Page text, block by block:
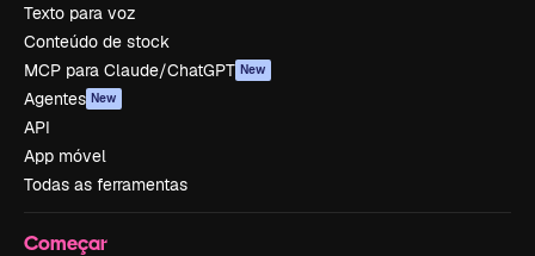
Texto para voz
Conteúdo de stock
MCP para Claude/ChatGPT New
Agentes New
API
App móvel
Todas as ferramentas
Começar